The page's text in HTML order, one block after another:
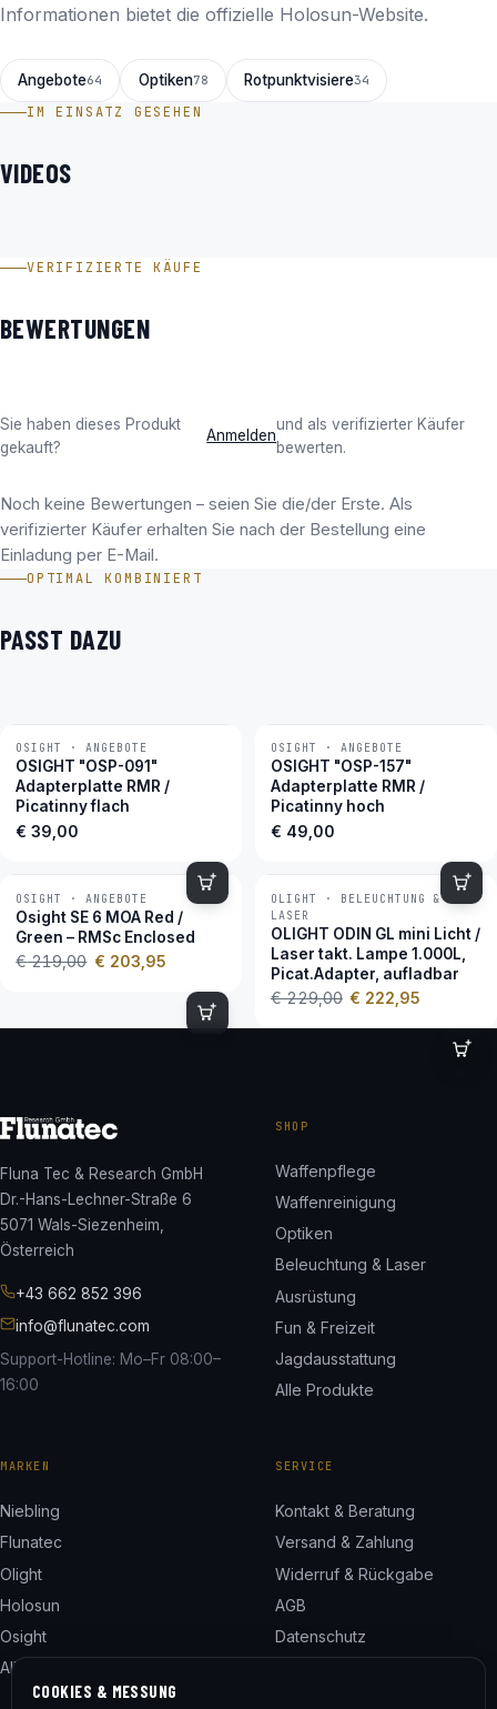
Informationen bietet die offizielle Holosun-Website.
Angebote64 Optiken78 Rotpunktvisiere34
IM EINSATZ GESEHEN
VIDEOS
VERIFIZIERTE KÄUFE
BEWERTUNGEN
Sie haben dieses Produkt
gekauft?
Anmelden
und als verifizierter Käufer
bewerten.
Noch keine Bewertungen – seien Sie die/der Erste. Als
verifizierter Käufer erhalten Sie nach der Bestellung eine
Einladung per E-Mail.
OPTIMAL KOMBINIERT
PASST DAZU
OSIGHT · ANGEBOTE
OSIGHT "OSP-091"
Adapterplatte RMR /
Picatinny flach
€ 39,00
OSIGHT · ANGEBOTE
OSIGHT "OSP-157"
Adapterplatte RMR /
Picatinny hoch
€ 49,00
−7 %
OSIGHT · ANGEBOTE
Osight SE 6 MOA Red /
Green – RMSc Enclosed
€219,00 € 203,95
−3 %
OLIGHT · BELEUCHTUNG &
LASER
OLIGHT ODIN GL mini Licht /
Laser takt. Lampe 1.000L,
Picat.Adapter, aufladbar
€229,00 € 222,95
Fluna Tec & Research GmbH
Dr.-Hans-Lechner-Straße 6
5071 Wals-Siezenheim,
Österreich
+43 662 852 396
info@flunatec.com
Support-Hotline: Mo–Fr 08:00–
16:00
SHOP
Waffenpflege
Waffenreinigung
Optiken
Beleuchtung & Laser
Ausrüstung
Fun & Freizeit
Jagdausstattung
Alle Produkte
MARKEN
Niebling
Flunatec
Olight
Holosun
Osight
Alle 24 Marken
SERVICE
Kontakt & Beratung
Versand & Zahlung
Widerruf & Rückgabe
AGB
Datenschutz
COOKIES & MESSUNG